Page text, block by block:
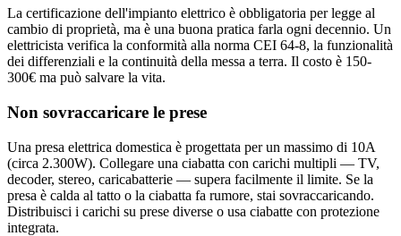
La certificazione dell'impianto elettrico è obbligatoria per legge al
cambio di proprietà, ma è una buona pratica farla ogni decennio. Un
elettricista verifica la conformità alla norma CEI 64-8, la funzionalità
dei differenziali e la continuità della messa a terra. Il costo è 150-
300€ ma può salvare la vita.
Non sovraccaricare le prese
Una presa elettrica domestica è progettata per un massimo di 10A
(circa 2.300W). Collegare una ciabatta con carichi multipli — TV,
decoder, stereo, caricabatterie — supera facilmente il limite. Se la
presa è calda al tatto o la ciabatta fa rumore, stai sovraccaricando.
Distribuisci i carichi su prese diverse o usa ciabatte con protezione
integrata.